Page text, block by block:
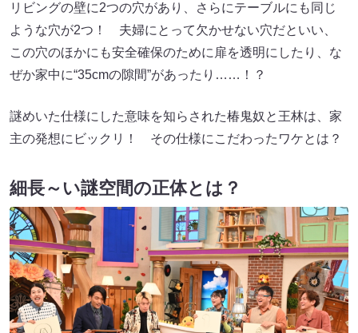
リビングの壁に2つの穴があり、さらにテーブルにも同じ
ような穴が2つ！ 夫婦にとって欠かせない穴だといい、
この穴のほかにも安全確保のために扉を透明にしたり、な
ぜか家中に“35cmの隙間”があったり……！？
謎めいた仕様にした意味を知らされた椿鬼奴と王林は、家
主の発想にビックリ！ その仕様にこだわったワケとは？
細長～い謎空間の正体とは？